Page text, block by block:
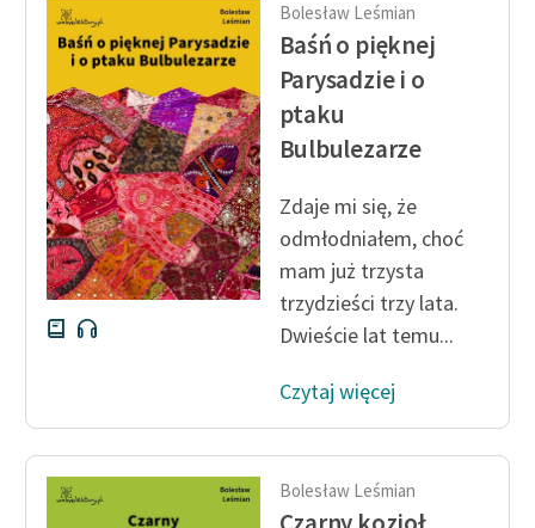
Deklaracja dostępności
Bolesław Leśmian
Baśń o pięknej
Parysadzie i o
ptaku
Bulbulezarze
Zdaje mi się, że
odmłodniałem, choć
mam już trzysta
trzydzieści trzy lata.
Dwieście lat temu...
Czytaj więcej
Bolesław Leśmian